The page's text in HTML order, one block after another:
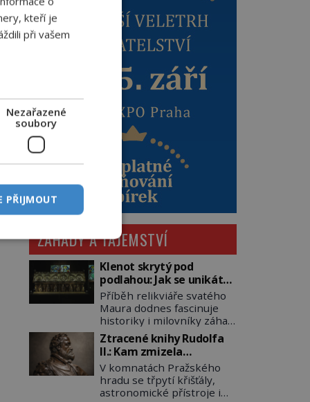
ZÁHADY A TAJEMSTVÍ
Klenot skrytý pod
podlahou: Jak se unikátní
románský poklad dostal
do zapadlého Bečova?
Příběh relikviáře svatého
Maura dodnes fascinuje
historiky i milovníky záhad
po celém světě. Tato
románská zlatnická
památka ze 13. století je
po českých korunovačních
klenotech druhým
nejcennějším movitým
Ztracené knihy Rudolfa
II.: Kam zmizela
nejzáhadnější knihovna
Evropy?
V komnatách Pražského
hradu se třpytí křišťály,
astronomické přístroje i
kteří je
při vašem
Nezařazené
soubory
PŘIJMOUT